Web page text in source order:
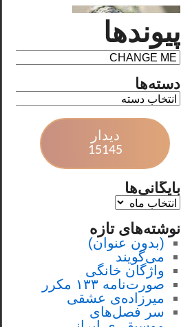
پیوندها
دسته‌ها
دیدار
15145
بایگانی‌ها
نوشته‌های تازه
(بدون عنوان)
می‌گویند
واژگان خانگی
صورت‌نامه ۱۳۳ مکرر
میرزاده‌ی عشقی
سر فصل‌هاى